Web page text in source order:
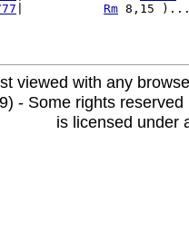
Rm 8,15 )...
viewed with any
- Some rights
is licensed under